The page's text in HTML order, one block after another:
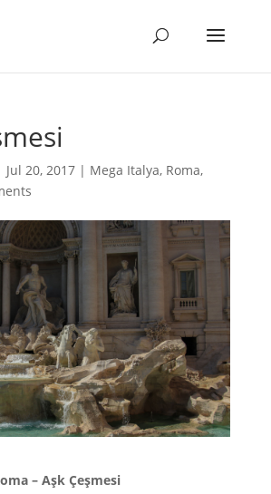
Jul 20, 2017| Mega Italya, Roma,
– Aşk Çeşmesi